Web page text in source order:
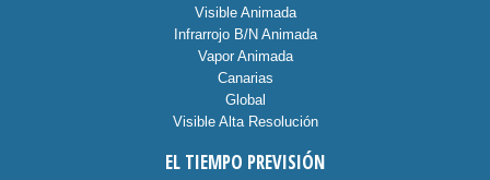
Visible Animada
Infrarrojo B/N Animada
Vapor Animada
Canarias
Global
Visible Alta Resolución
EL TIEMPO PREVISIÓN